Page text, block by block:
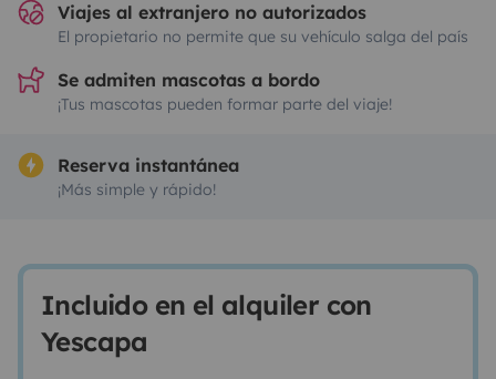
Viajes al extranjero no autorizados
El propietario no permite que su vehículo salga del país
Se admiten mascotas a bordo
¡Tus mascotas pueden formar parte del viaje!
Reserva instantánea
¡Más simple y rápido!
Incluido en el alquiler con
Yescapa